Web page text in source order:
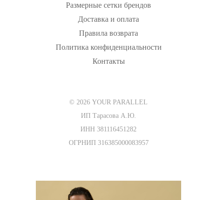
Размерные сетки брендов
Доставка и оплата
Правила возврата
Политика конфиденциальности
Контакты
© 2026 YOUR PARALLEL
ИП Тарасова А.Ю.
ИНН 381116451282
ОГРНИП 316385000083957